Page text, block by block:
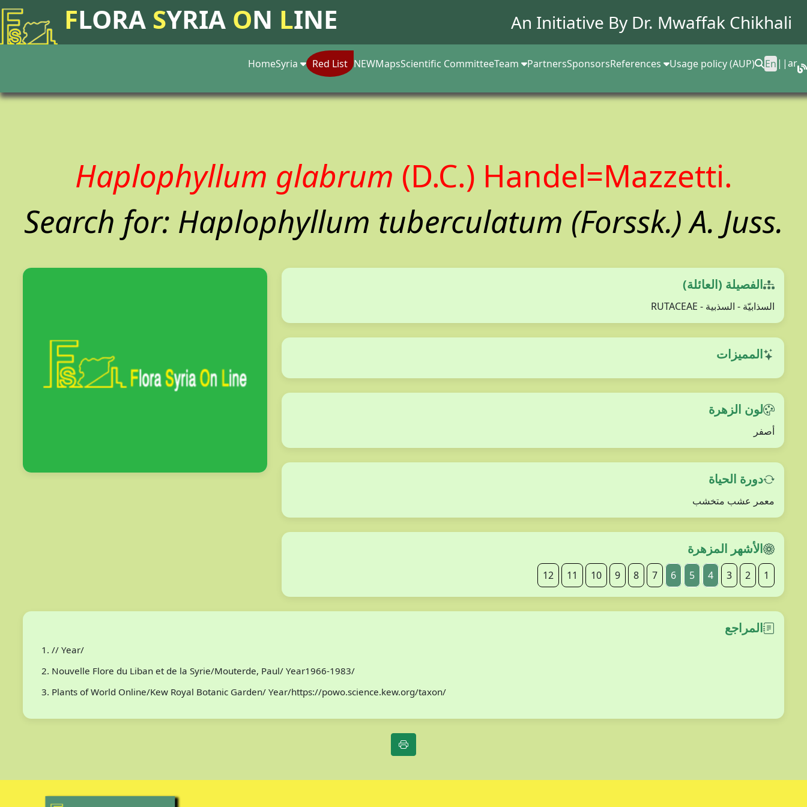
FLORA SYRIA ON LINE An Initiative By Dr. Mwaffak Chikhali
HomeSyria Red List NEWMapsScientific CommitteeTeam PartnersSponsorsReferences Usage policy (AUP) En ||ar
Haplophyllum glabrum (D.C.) Handel=Mazzetti.
Search for: Haplophyllum tuberculatum (Forssk.) A. Juss.
الفصيلة (العائلة)
السذابيّة - السذبية - RUTACEAE
المميزات
لون الزهرة
أصفر
دورة الحياة
معمر عشب متخشب
الأشهر المزهرة
1
2
3
4
5
6
7
8
9
10
11
12
المراجع
// Year/
Nouvelle Flore du Liban et de la Syrie/Mouterde, Paul/ Year1966-1983/
Plants of World Online/Kew Royal Botanic Garden/ Year/https://powo.science.kew.org/taxon/